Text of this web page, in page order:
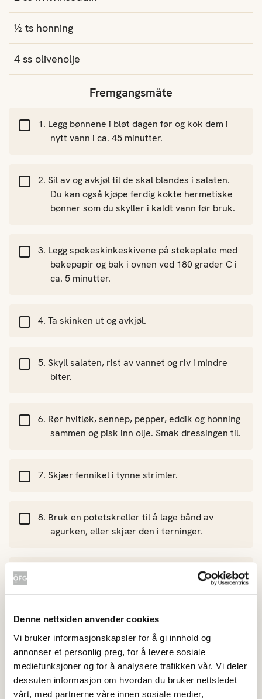
Denne nettsiden anvender cookies
Vi bruker informasjonskapsler for å gi innhold og
annonser et personlig preg, for å levere sosiale
mediefunksjoner og for å analysere trafikken vår. Vi deler
dessuten informasjon om hvordan du bruker nettstedet
vårt, med partnerne våre innen sosiale medier,
½ ts honning
4 ss olivenolje
Fremgangsmåte
Legg bønnene i bløt dagen før og kok dem i
nytt vann i ca. 45 minutter.
Sil av og avkjøl til de skal blandes i salaten.
Du kan også kjøpe ferdig kokte hermetiske
bønner som du skyller i kaldt vann før bruk.
Legg spekeskinkeskivene på stekeplate med
bakepapir og bak i ovnen ved 180 grader C i
ca. 5 minutter.
Ta skinken ut og avkjøl.
Skyll salaten, rist av vannet og riv i mindre
biter.
Rør hvitløk, sennep, pepper, eddik og honning
sammen og pisk inn olje. Smak dressingen til.
Skjær fennikel i tynne strimler.
Bruk en potetskreller til å lage bånd av
agurken, eller skjær den i terninger.
Vend grønnsakene, salat, dressing og skinke
sammen og smak til med salt og pepper.